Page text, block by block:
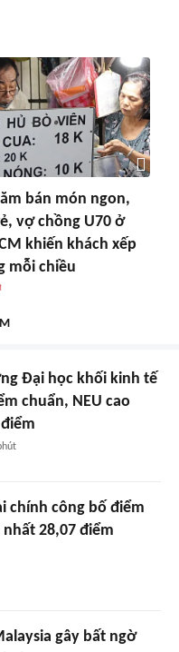
bán món ngon,
vợ chồng U70 ở
khiến khách xếp
mỗi chiều
Đại học khối kinh tế
chuẩn, NEU cao
chính công bố điểm
28,07 điểm
gây bất ngờ